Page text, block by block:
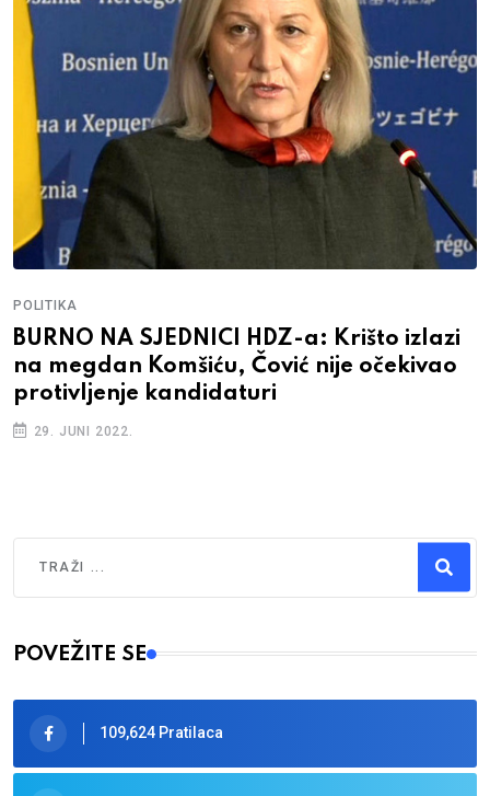
POLITIKA
BURNO NA SJEDNICI HDZ-a: Krišto izlazi
na megdan Komšiću, Čović nije očekivao
protivljenje kandidaturi
29. JUNI 2022.
Type 2 or more characters for results.
POVEŽITE SE
109,624 Pratilaca